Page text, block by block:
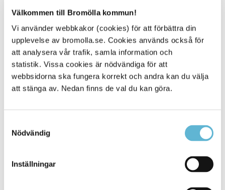
Välkommen till Bromölla kommun!
Vi använder webbkakor (cookies) för att förbättra din
upplevelse av bromolla.se. Cookies används också för
att analysera vår trafik, samla information och
statistik. Vissa cookies är nödvändiga för att
webbsidorna ska fungera korrekt och andra kan du välja
att stänga av. Nedan finns de val du kan göra.
Nödvändig
Inställningar
Relaterad information
Boverket - När du behöver marklov
Boverket - När du behöver rivningslov
Boverket - Byggande
Öppettider kommunens växel och reception i